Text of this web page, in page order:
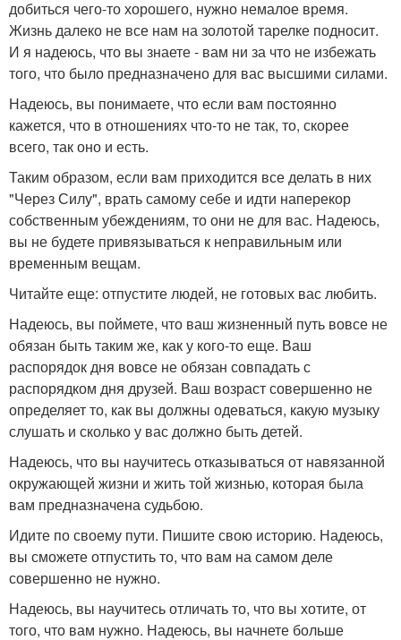
добиться чего-то хорошего, нужно немалое время.
Жизнь далеко не все нам на золотой тарелке подносит.
И я надеюсь, что вы знаете - вам ни за что не избежать
того, что было предназначено для вас высшими силами.
Надеюсь, вы понимаете, что если вам постоянно
кажется, что в отношениях что-то не так, то, скорее
всего, так оно и есть.
Таким образом, если вам приходится все делать в них
"Через Силу", врать самому себе и идти наперекор
собственным убеждениям, то они не для вас. Надеюсь,
вы не будете привязываться к неправильным или
временным вещам.
Читайте еще: отпустите людей, не готовых вас любить.
Надеюсь, вы поймете, что ваш жизненный путь вовсе не
обязан быть таким же, как у кого-то еще. Ваш
распорядок дня вовсе не обязан совпадать с
распорядком дня друзей. Ваш возраст совершенно не
определяет то, как вы должны одеваться, какую музыку
слушать и сколько у вас должно быть детей.
Надеюсь, что вы научитесь отказываться от навязанной
окружающей жизни и жить той жизнью, которая была
вам предназначена судьбою.
Идите по своему пути. Пишите свою историю. Надеюсь,
вы сможете отпустить то, что вам на самом деле
совершенно не нужно.
Надеюсь, вы научитесь отличать то, что вы хотите, от
того, что вам нужно. Надеюсь, вы начнете больше